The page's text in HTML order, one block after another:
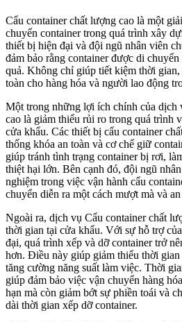
Cẩu container chất lượng cao là một
chuyển container trong quá trình xây
thiết bị hiện đại và đội ngũ nhân viên
đảm bảo rằng container được di
quả. Không chỉ giúp tiết kiệm thời gian,
toàn cho hàng hóa và người lao động
Một trong những lợi ích chính của dịch
cao là giảm thiểu rủi ro trong quá trình
cửa khẩu. Các thiết bị cẩu container
thống khóa an toàn và cơ chế giữ
giúp tránh tình trạng container bị rơi,
thiệt hại lớn. Bên cạnh đó, đội ngũ
nghiệm trong việc vận hành cẩu
chuyển diễn ra một cách mượt mà và
Ngoài ra, dịch vụ Cẩu container chất
thời gian tại cửa khẩu. Với sự hỗ trợ
đại, quá trình xếp và dỡ container trở
hơn. Điều này giúp giảm thiểu thời
tăng cường năng suất làm việc. Thời
giúp đảm bảo việc vận chuyển hàng
hạn mà còn giảm bớt sự phiền toái và
dài thời gian xếp dỡ container.